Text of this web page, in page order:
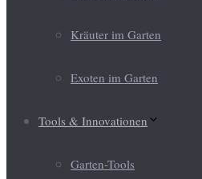
Kräuter im Garten
Exoten im Garten
Tools & Innovationen
Garten-Tools